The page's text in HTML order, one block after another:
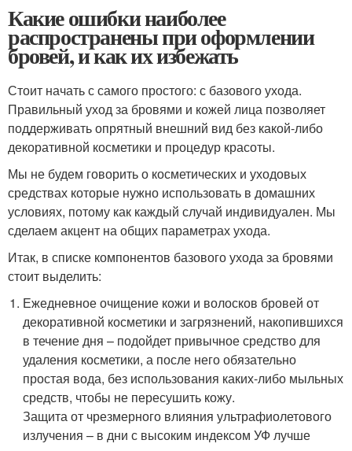
Какие ошибки наиболее
распространены при оформлении
бровей, и как их избежать
Стоит начать с самого простого: с базового ухода.
Правильный уход за бровями и кожей лица позволяет
поддерживать опрятный внешний вид без какой-либо
декоративной косметики и процедур красоты.
Мы не будем говорить о косметических и уходовых
средствах которые нужно использовать в домашних
условиях, потому как каждый случай индивидуален. Мы
сделаем акцент на общих параметрах ухода.
Итак, в списке компонентов базового ухода за бровями
стоит выделить:
Ежедневное очищение кожи и волосков бровей от
декоративной косметики и загрязнений, накопившихся
в течение дня – подойдет привычное средство для
удаления косметики, а после него обязательно
простая вода, без использования каких-либо мыльных
средств, чтобы не пересушить кожу.
Защита от чрезмерного влияния ультрафиолетового
излучения – в дни с высоким индексом УФ лучше